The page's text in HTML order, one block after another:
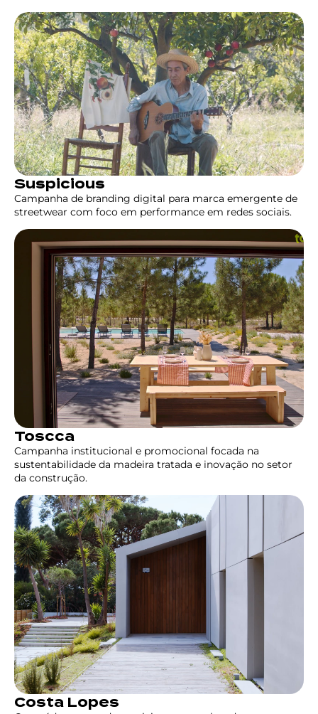
Suspicious
Campanha de branding digital para marca emergente de
streetwear com foco em performance em redes sociais.
Toscca
Campanha institucional e promocional focada na
sustentabilidade da madeira tratada e inovação no setor
da construção.
Costa Lopes